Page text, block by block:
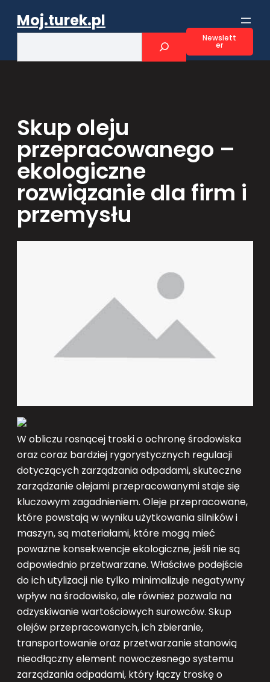
Moj.turek.pl
h
Newslett
er
Skup oleju
przepracowanego –
ekologiczne
rozwiązanie dla firm i
przemysłu
W obliczu rosnącej troski o ochronę środowiska
oraz coraz bardziej rygorystycznych regulacji
dotyczących zarządzania odpadami, skuteczne
zarządzanie olejami przepracowanymi staje się
kluczowym zagadnieniem. Oleje przepracowane,
które powstają w wyniku użytkowania silników i
maszyn, są materiałami, które mogą mieć
poważne konsekwencje ekologiczne, jeśli nie są
odpowiednio przetwarzane. Właściwe podejście
do ich utylizacji nie tylko minimalizuje negatywny
wpływ na środowisko, ale również pozwala na
odzyskiwanie wartościowych surowców. Skup
olejów przepracowanych, ich zbieranie,
transportowanie oraz przetwarzanie stanowią
nieodłączny element nowoczesnego systemu
zarządzania odpadami, który łączy troskę o